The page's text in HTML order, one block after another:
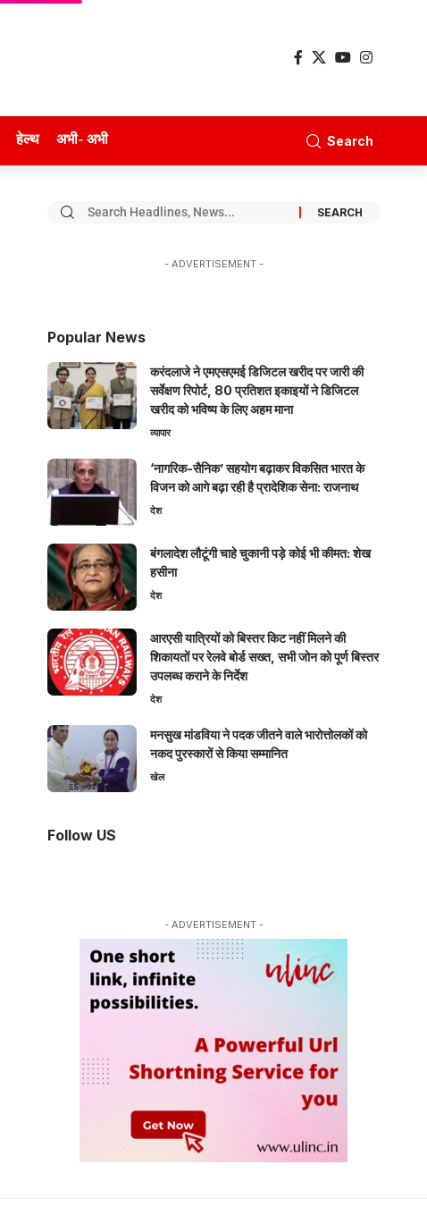
हेल्थ अभी- अभी Search
- ADVERTISEMENT -
Popular News
करंदलाजे ने एमएसएमई डिजिटल खरीद पर जारी की
सर्वेक्षण रिपोर्ट, 80 प्रतिशत इकाइयों ने डिजिटल
खरीद को भविष्य के लिए अहम माना
व्यापार
‘नागरिक-सैनिक’ सहयोग बढ़ाकर विकसित भारत के
विजन को आगे बढ़ा रही है प्रादेशिक सेना: राजनाथ
देश
बंगलादेश लौटूंगी चाहे चुकानी पड़े कोई भी कीमत: शेख
हसीना
देश
आरएसी यात्रियों को बिस्तर किट नहीं मिलने की
शिकायतों पर रेलवे बोर्ड सख्त, सभी जोन को पूर्ण बिस्तर
उपलब्ध कराने के निर्देश
देश
मनसुख मांडविया ने पदक जीतने वाले भारोत्तोलकों को
नकद पुरस्कारों से किया सम्मानित
खेल
Follow US
- ADVERTISEMENT -